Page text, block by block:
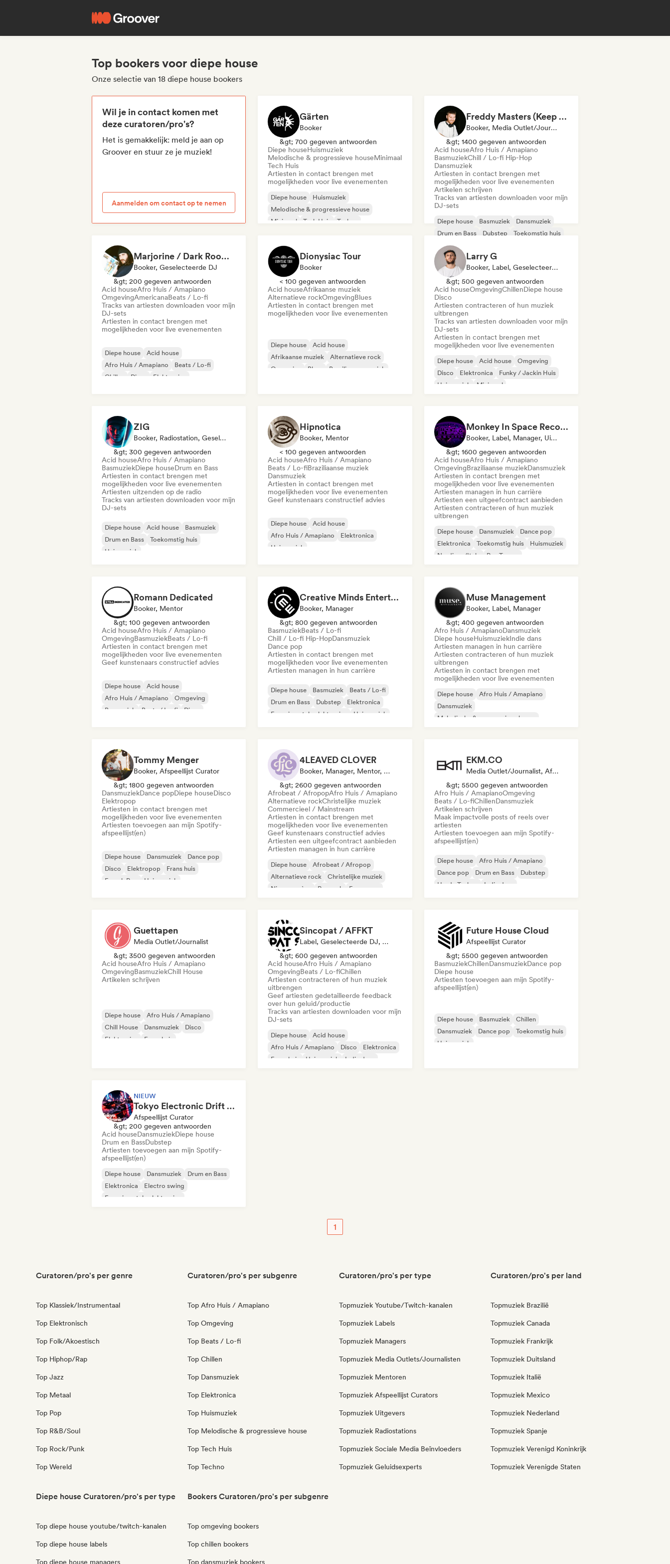
Top bookers voor diepe house
Onze selectie van 18 diepe house bookers
Wil je in contact komen met
deze curatoren/pro's?
Het is gemakkelijk: meld je aan op
Groover en stuur ze je muziek!
Aanmelden om contact op te nemen
Gärten
Booker
&gt; 700 gegeven antwoorden
Diepe houseHuismuziek
Melodische & progressieve houseMinimaal
Tech Huis
Artiesten in contact brengen met
mogelijkheden voor live evenementen
Diepe house
Huismuziek
Melodische & progressieve house
Minimaal
Tech Huis Techno
Freddy Masters (Keep Hush)
Booker, Media Outlet/Journalist, Geselecteerde DJ
&gt; 1400 gegeven antwoorden
Acid houseAfro Huis / Amapiano
BasmuziekChill / Lo-fi Hip-Hop
Dansmuziek
Artiesten in contact brengen met
mogelijkheden voor live evenementen
Artikelen schrijven
Tracks van artiesten downloaden voor mijn
DJ-sets
Diepe house Basmuziek
Dansmuziek
Drum en Bass
Dubstep
Toekomstig huis
Huismuziek
Marjorine / Dark Room in Brooklyn
Booker, Geselecteerde DJ
&gt; 200 gegeven antwoorden
Acid houseAfro Huis / Amapiano
OmgevingAmericanaBeats / Lo-fi
Tracks van artiesten downloaden voor mijn
DJ-sets
Artiesten in contact brengen met
mogelijkheden voor live evenementen
Diepe house
Acid house
Afro Huis / Amapiano
Beats / Lo-fi
Chillen
Disco
Elektronica
Dionysiac Tour
Booker
< 100 gegeven antwoorden
Acid houseAfrikaanse muziek
Alternatieve rockOmgevingBlues
Artiesten in contact brengen met
mogelijkheden voor live evenementen
Diepe house
Acid house
Afrikaanse muziek
Alternatieve rock
Omgeving
Blues
Braziliaanse muziek
Larry G
Booker, Label, Geselecteerde DJ
&gt; 500 gegeven antwoorden
Acid houseOmgevingChillenDiepe house
Disco
Artiesten contracteren of hun muziek
uitbrengen
Tracks van artiesten downloaden voor mijn
DJ-sets
Artiesten in contact brengen met
mogelijkheden voor live evenementen
Diepe house Acid house
Omgeving
Disco
Elektronica
Funky / Jackin Huis
Huismuziek
Minimaal
ZIG
Booker, Radiostation, Geselecteerde DJ
&gt; 300 gegeven antwoorden
Acid houseAfro Huis / Amapiano
BasmuziekDiepe houseDrum en Bass
Artiesten in contact brengen met
mogelijkheden voor live evenementen
Artiesten uitzenden op de radio
Tracks van artiesten downloaden voor mijn
DJ-sets
Diepe house Acid house
Basmuziek
Drum en Bass
Toekomstig huis
Huismuziek
Hipnotica
Booker, Mentor
< 100 gegeven antwoorden
Acid houseAfro Huis / Amapiano
Beats / Lo-fiBraziliaanse muziek
Dansmuziek
Artiesten in contact brengen met
mogelijkheden voor live evenementen
Geef kunstenaars constructief advies
Diepe house
Acid house
Afro Huis / Amapiano
Elektronica
Huismuziek
Monkey In Space Records
Booker, Label, Manager, Uitgever
&gt; 1600 gegeven antwoorden
Acid houseAfro Huis / Amapiano
OmgevingBraziliaanse muziekDansmuziek
Artiesten in contact brengen met
mogelijkheden voor live evenementen
Artiesten managen in hun carrière
Artiesten een uitgeefcontract aanbieden
Artiesten contracteren of hun muziek
uitbrengen
Diepe house Dansmuziek
Dance pop
Elektronica
Toekomstig huis
Huismuziek
Nu-disco/Italo
Psy-Trance
Romann Dedicated
Booker, Mentor
&gt; 100 gegeven antwoorden
Acid houseAfro Huis / Amapiano
OmgevingBasmuziekBeats / Lo-fi
Artiesten in contact brengen met
mogelijkheden voor live evenementen
Geef kunstenaars constructief advies
Diepe house
Acid house
Afro Huis / Amapiano
Omgeving
Basmuziek
Beats / Lo-fi
Disco
Creative Minds Entertainment (CME)
Booker, Manager
&gt; 800 gegeven antwoorden
BasmuziekBeats / Lo-fi
Chill / Lo-fi Hip-HopDansmuziek
Dance pop
Artiesten in contact brengen met
mogelijkheden voor live evenementen
Artiesten managen in hun carrière
Diepe house Basmuziek
Beats / Lo-fi
Drum en Bass
Dubstep
Elektronica
Experimentele elektronica
Huismuziek
Muse Management
Booker, Label, Manager
&gt; 400 gegeven antwoorden
Afro Huis / AmapianoDansmuziek
Diepe houseHuismuziekIndie dans
Artiesten managen in hun carrière
Artiesten contracteren of hun muziek
uitbrengen
Artiesten in contact brengen met
mogelijkheden voor live evenementen
Diepe house
Afro Huis / Amapiano
Dansmuziek
Melodische & progressieve house
Tommy Menger
Booker, Afspeellijst Curator
&gt; 1800 gegeven antwoorden
DansmuziekDance popDiepe houseDisco
Elektropop
Artiesten in contact brengen met
mogelijkheden voor live evenementen
Artiesten toevoegen aan mijn Spotify-
afspeellijst(en)
Diepe house Dansmuziek
Dance pop
Disco
Elektropop
Frans huis
French Pop
Huismuziek
4LEAVED CLOVER
Booker, Manager, Mentor, Uitgever
&gt; 2600 gegeven antwoorden
Afrobeat / AfropopAfro Huis / Amapiano
Alternatieve rockChristelijke muziek
Commercieel / Mainstream
Artiesten in contact brengen met
mogelijkheden voor live evenementen
Geef kunstenaars constructief advies
Artiesten een uitgeefcontract aanbieden
Artiesten managen in hun carrière
Diepe house
Afrobeat / Afropop
Alternatieve rock
Christelijke muziek
Nieuwe scène
Poprock
Franse rap
EKM.CO
Media Outlet/Journalist, Afspeellijst Curator
&gt; 5500 gegeven antwoorden
Afro Huis / AmapianoOmgeving
Beats / Lo-fiChillenDansmuziek
Artikelen schrijven
Maak impactvolle posts of reels over
artiesten
Artiesten toevoegen aan mijn Spotify-
afspeellijst(en)
Diepe house
Afro Huis / Amapiano
Dance pop
Drum en Bass
Dubstep
Harde Techno
Indie dans
Guettapen
Media Outlet/Journalist
&gt; 3500 gegeven antwoorden
Acid houseAfro Huis / Amapiano
OmgevingBasmuziekChill House
Artikelen schrijven
Diepe house
Afro Huis / Amapiano
Chill House
Dansmuziek
Disco
Elektronica
Frans huis
Sincopat / AFFKT
Label, Geselecteerde DJ, Geluidsexpert
&gt; 600 gegeven antwoorden
Acid houseAfro Huis / Amapiano
OmgevingBeats / Lo-fiChillen
Artiesten contracteren of hun muziek
uitbrengen
Geef artiesten gedetailleerde feedback
over hun geluid/productie
Tracks van artiesten downloaden voor mijn
DJ-sets
Diepe house
Acid house
Afro Huis / Amapiano
Disco
Elektronica
Frans huis
Huismuziek Indie dans
Future House Cloud
Afspeellijst Curator
&gt; 5500 gegeven antwoorden
BasmuziekChillenDansmuziekDance pop
Diepe house
Artiesten toevoegen aan mijn Spotify-
afspeellijst(en)
Diepe house Basmuziek
Chillen
Dansmuziek
Dance pop
Toekomstig huis
Huismuziek
NIEUW
Tokyo Electronic Drift 🏎️ Schranz, Hard Techno & Anime EDM
Afspeellijst Curator
&gt; 200 gegeven antwoorden
Acid houseDansmuziekDiepe house
Drum en BassDubstep
Artiesten toevoegen aan mijn Spotify-
afspeellijst(en)
Diepe house Dansmuziek
Drum en Bass
Elektronica
Electro swing
Experimentele elektronica
1
Curatoren/pro's per genre
Top Klassiek/Instrumentaal
Top Elektronisch
Top Folk/Akoestisch
Top Hiphop/Rap
Top Jazz
Top Metaal
Top Pop
Top R&B/Soul
Top Rock/Punk
Top Wereld
Curatoren/pro's per subgenre
Top Afro Huis / Amapiano
Top Omgeving
Top Beats / Lo-fi
Top Chillen
Top Dansmuziek
Top Elektronica
Top Huismuziek
Top Melodische & progressieve house
Top Tech Huis
Top Techno
Curatoren/pro's per type
Topmuziek Youtube/Twitch-kanalen
Topmuziek Labels
Topmuziek Managers
Topmuziek Media Outlets/Journalisten
Topmuziek Mentoren
Topmuziek Afspeellijst Curators
Topmuziek Uitgevers
Topmuziek Radiostations
Topmuziek Sociale Media Beïnvloeders
Topmuziek Geluidsexperts
Curatoren/pro's per land
Topmuziek Brazilië
Topmuziek Canada
Topmuziek Frankrijk
Topmuziek Duitsland
Topmuziek Italië
Topmuziek Mexico
Topmuziek Nederland
Topmuziek Spanje
Topmuziek Verenigd Koninkrijk
Topmuziek Verenigde Staten
Diepe house Curatoren/pro's per type
Top diepe house youtube/twitch-kanalen
Top diepe house labels
Top diepe house managers
Bookers Curatoren/pro's per subgenre
Top omgeving bookers
Top chillen bookers
Top dansmuziek bookers